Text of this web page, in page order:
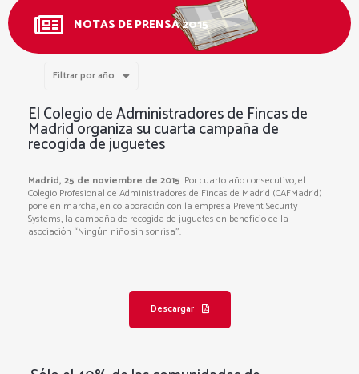
NOTAS DE PRENSA 2015
Filtrar por año
El Colegio de Administradores de Fincas de
Madrid organiza su cuarta campaña de
recogida de juguetes
Madrid, 25 de noviembre de 2015. Por cuarto año consecutivo, el
Colegio Profesional de Administradores de Fincas de Madrid (CAFMadrid)
pone en marcha, en colaboración con la empresa Prevent Security
Systems, la campaña de recogida de juguetes en beneficio de la
asociación “Ningún niño sin sonrisa”.
Descargar